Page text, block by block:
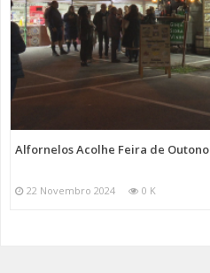
Alfornelos Acolhe Feira de Outono
22 Novembro 2024 0 K